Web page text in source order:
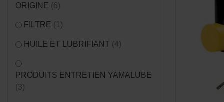
ORIGINE (6)
FILTRE (1)
HUILE ET LUBRIFIANT (4)
PRODUITS ENTRETIEN YAMALUBE
(3)